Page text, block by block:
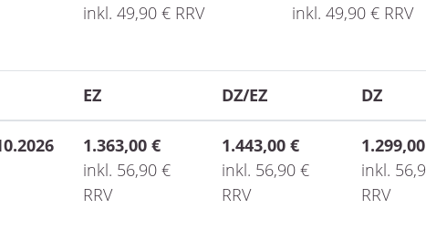
inkl. 49,90 € RRV
inkl. 49,90 € RRV
EZ DZ/EZ DZ
1.363,00 €
inkl. 56,90 €
RRV
1.443,00 €
inkl. 56,90 €
RRV
inkl.
RRV